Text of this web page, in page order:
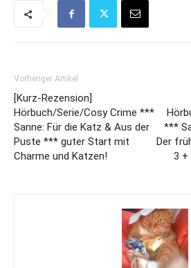
Vorheriger Artikel
[Kurz-Rezension]
Hörbuch/Serie/Cosy Crime ***
Sanne: Für die Katz & Aus der
Puste *** guter Start mit
Charme und Katzen!
***
Der
3 +